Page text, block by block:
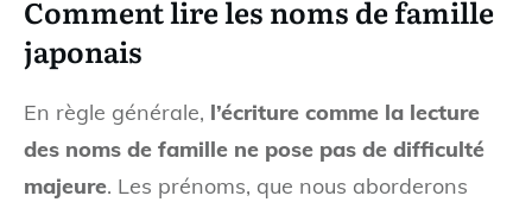
Comment lire les noms de famille
japonais
En règle générale, l’écriture comme la lecture
des noms de famille ne pose pas de difficulté
majeure. Les prénoms, que nous aborderons